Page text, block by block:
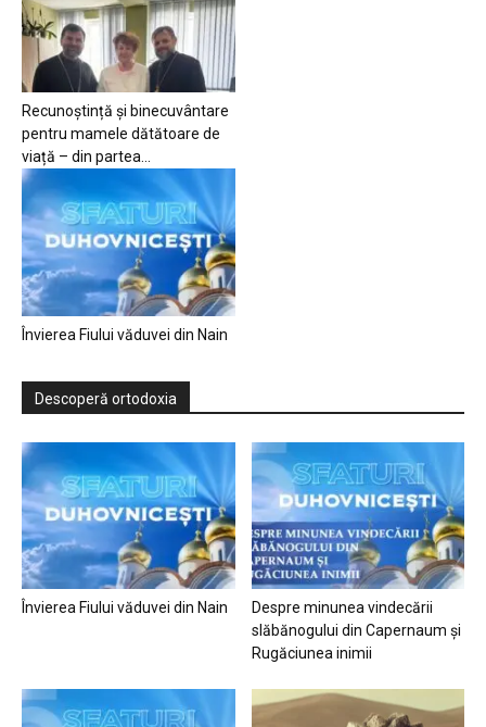
Recunoștință și binecuvântare
pentru mamele dătătoare de
viață – din partea...
Învierea Fiului văduvei din Nain
Descoperă ortodoxia
Învierea Fiului văduvei din Nain
Despre minunea vindecării
slăbănogului din Capernaum și
Rugăciunea inimii